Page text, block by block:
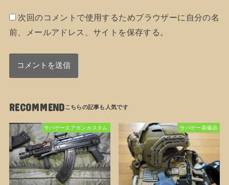
次回のコメントで使用するためブラウザーに自分の名
前、メールアドレス、サイトを保存する。
RECOMMEND
サバゲーエアガンカスタム サバゲー装備品